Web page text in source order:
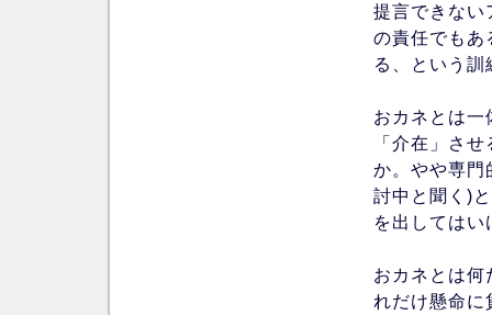
提言できない
の責任でもあ
る、という
おカネとは一
「介在」さ
か。やや専門
討中と聞く)
を出しては
おカネとは何
れだけ懸命に